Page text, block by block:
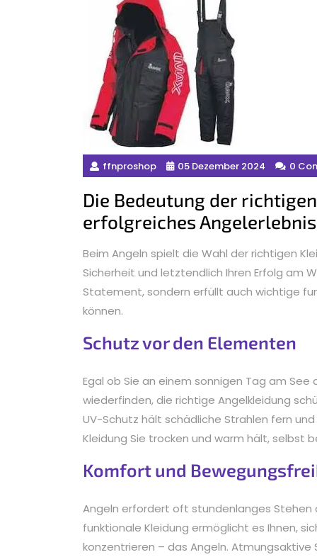
ffnproshop 05 Dezember 2024 0
Die Bedeutung der
erfolgreiches Angelerlebnis
Beim Angeln spielt die Wahl der richtigen
Sicherheit und letztendlich Ihren Erfolg am
Statement, sondern erfüllt auch wichtige
können.
Schutz vor den Elementen
Egal ob Sie an einem sonnigen Tag am
wiederfinden, die richtige Angelkleidung
UV-Schutz hält schädliche Strahlen fern
Kleidung Sie trocken und warm hält, selbst
Komfort und
Angeln erfordert oft stundenlanges Stehen
funktionale Kleidung ermöglicht es Ihnen,
konzentrieren – das Angeln.